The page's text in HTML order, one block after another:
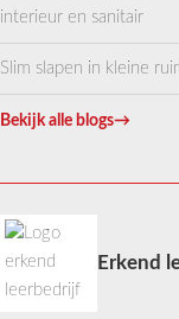
interieur en sanitair
Slim slapen in kleine
Bekijk alle blogs→
Erkend